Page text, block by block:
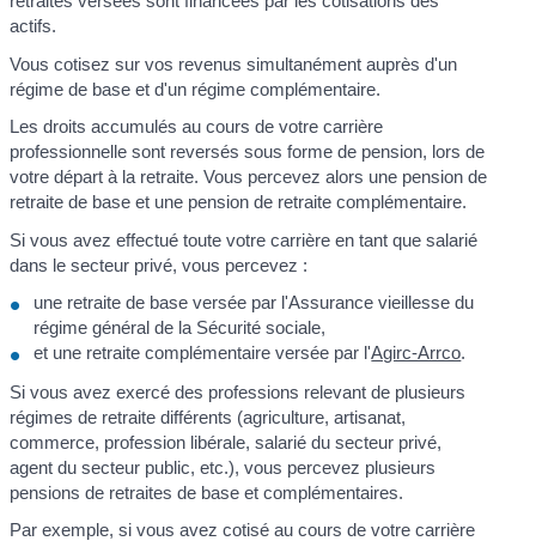
actifs.
Vous cotisez sur vos revenus simultanément auprès d'un
régime de base et d'un régime complémentaire.
Les droits accumulés au cours de votre carrière
professionnelle sont reversés sous forme de pension, lors de
votre départ à la retraite. Vous percevez alors une pension de
retraite de base et une pension de retraite complémentaire.
Si vous avez effectué toute votre carrière en tant que salarié
dans le secteur privé, vous percevez :
une retraite de base versée par l'Assurance vieillesse du
régime général de la Sécurité sociale,
et une retraite complémentaire versée par l'Agirc-Arrco.
Si vous avez exercé des professions relevant de plusieurs
régimes de retraite différents (agriculture, artisanat,
commerce, profession libérale, salarié du secteur privé,
agent du secteur public, etc.), vous percevez plusieurs
pensions de retraites de base et complémentaires.
Par exemple, si vous avez cotisé au cours de votre carrière